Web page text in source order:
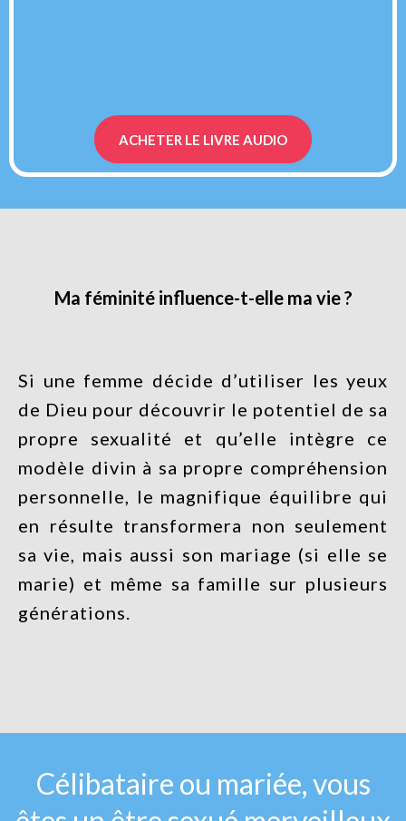
ACHETER LE LIVRE AUDIO
Ma féminité influence-t-elle ma vie ?
Si une femme décide d’utiliser les yeux
de Dieu pour découvrir le potentiel de sa
propre sexualité et qu’elle intègre ce
modèle divin à sa propre compréhension
personnelle, le magnifique équilibre qui
en résulte transformera non seulement
sa vie, mais aussi son mariage (si elle se
marie) et même sa famille sur plusieurs
générations.
Célibataire ou mariée, vous